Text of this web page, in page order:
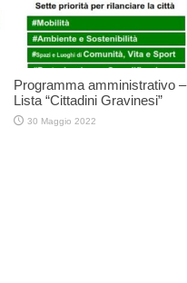
Programma amministrativo –
Lista “Cittadini Gravinesi”
30 Maggio 2022